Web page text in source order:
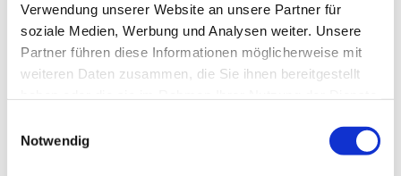
Verwendung unserer Website an unsere Partner für
soziale Medien, Werbung und Analysen weiter. Unsere
Partner führen diese Informationen möglicherweise mit
weiteren Daten zusammen, die Sie ihnen bereitgestellt
Notwendig